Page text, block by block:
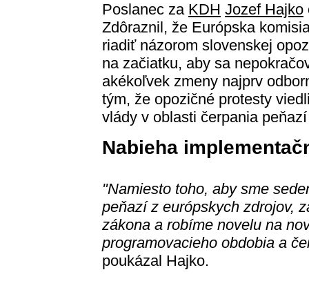
Poslanec za KDH Jozef Hajko
Zdôraznil, že Európska
riadiť názorom slovenskej
na začiatku, aby sa
akékoľvek zmeny najprv
tým, že opozičné protesty
vlády v oblasti čerpania
Nabieha
"Namiesto toho, aby sme
peňazí z európskych zdrojov,
zákona a robíme novelu na
programovacieho obdobia a
poukázal Hajko.